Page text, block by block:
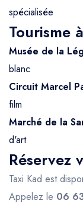
spécialisée
Tourisme
Musée de la
blanc
Circuit Marcel
film
Marché de la
d'art
Réservez
Taxi Kad est
Appelez le 06